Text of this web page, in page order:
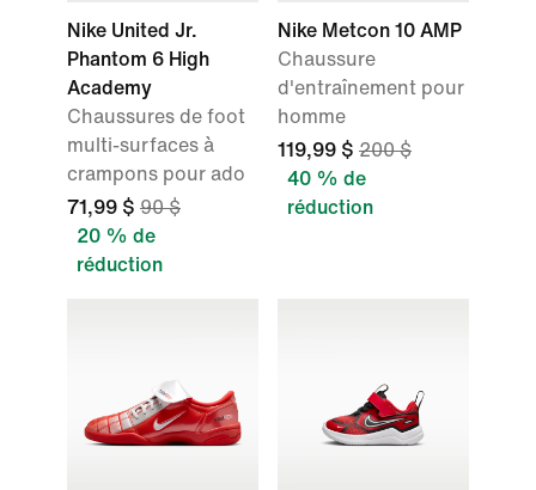
Nike United Jr.
Phantom 6 High
Academy
Chaussures de foot
multi-surfaces à
crampons pour ado
71,99 $ 90 $
20 % de
réduction
Nike Metcon 10 AMP
Chaussure
d'entraînement pour
homme
119,99 $ 200 $
40 % de
réduction